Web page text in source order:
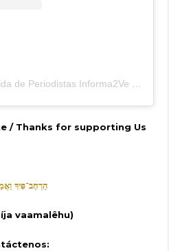
Una publicación compartida de Periodistas Informa2Ve (Alterna) (@periodistasinforma2ve)
/ Thanks for supporting Us
הַרְחֶב־פִּיךָ
vaamalêhu)